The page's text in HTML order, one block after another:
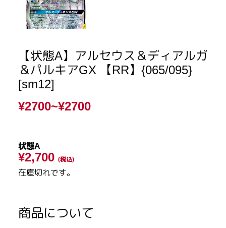
【状態A】アルセウス＆ディアルガ
＆パルキアGX 【RR】{065/095}
[sm12]
¥2700~¥2700
状態A
¥2,700 (税込)
在庫切れです。
商品について